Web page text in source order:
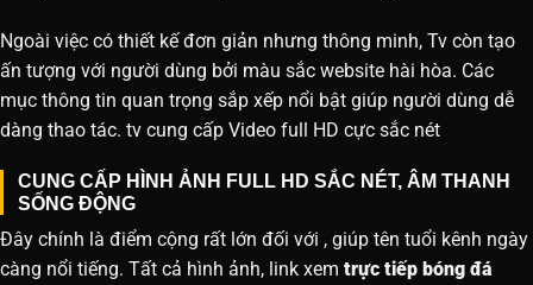
Ngoài việc có thiết kế đơn giản nhưng thông minh, Tv còn tạo
ấn tượng với người dùng bởi màu sắc website hài hòa. Các
mục thông tin quan trọng sắp xếp nổi bật giúp người dùng dễ
dàng thao tác. tv cung cấp Video full HD cực sắc nét
CUNG CẤP HÌNH ẢNH FULL HD SẮC NÉT, ÂM THANH
SỐNG ĐỘNG
Đây chính là điểm cộng rất lớn đối với , giúp tên tuổi kênh ngày
càng nổi tiếng. Tất cả hình ảnh, link xem trực tiếp bóng đá